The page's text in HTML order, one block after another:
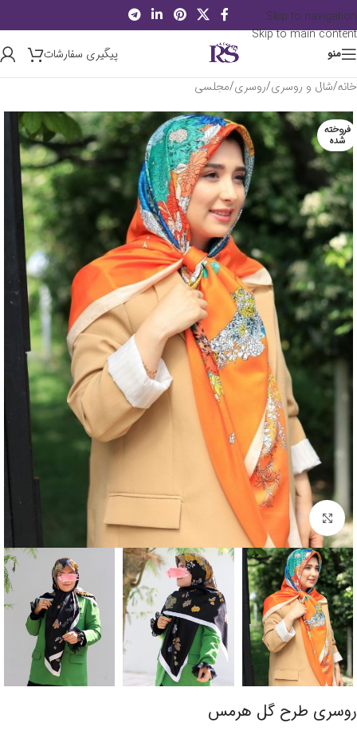
Skip to navigation
Skip to main content
منو
پیگیری سفارشات
خانه/شال و روسری/روسری/مجلسی
فروخته
شده
برای بزرگنمایی کلیک کنید
روسری طرح گل هرمس